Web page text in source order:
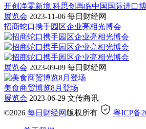
开创净零新境 科思创再临中国国际进口
展览会 2023-11-06 每日财经网
招商蛇口携手园区企业亮相光博会
展览会 2023-09-09 每日财经网
美食商贸博览8月登场
展览会 2023-06-29 文传商讯
©2026 每日财经网 版权所有 粤ICP备